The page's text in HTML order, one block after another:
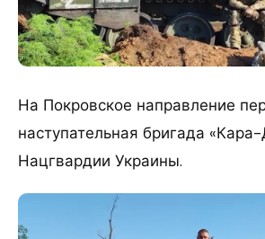
На Покровское направление
наступательная бригада «Кара-
Нацгвардии Украины.